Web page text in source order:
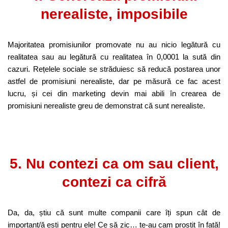
nerealiste, imposibile
Majoritatea promisiunilor promovate nu au nicio legătură cu
realitatea sau au legătură cu realitatea în 0,0001 la sută din
cazuri. Rețelele sociale se străduiesc să reducă postarea unor
astfel de promisiuni nerealiste, dar pe măsură ce fac acest
lucru, și cei din marketing devin mai abili în crearea de
promisiuni nerealiste greu de demonstrat că sunt nerealiste.
5. Nu contezi ca om sau client,
contezi ca cifră
Da, da, știu că sunt multe companii care îți spun cât de
important/ă ești pentru ele! Ce să zic… te-au cam prostit în față!